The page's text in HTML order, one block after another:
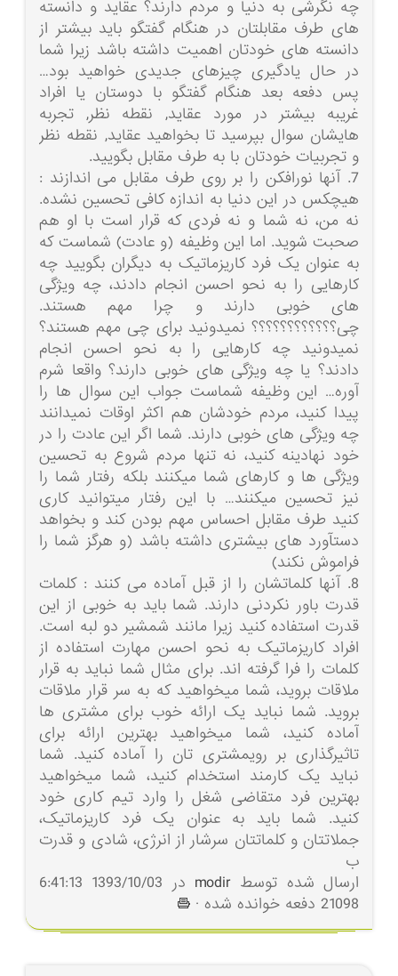
چه نگرشی به دنیا و مردم دارند؟ عقاید و دانسته
های طرف مقابلتان در هنگام گفتگو باید بیشتر از
دانسته های خودتان اهمیت داشته باشد زیرا شما
در حال یادگیری چیزهای جدیدی خواهید بود…
پس دفعه بعد هنگام گفتگو با دوستان یا افراد
غریبه بیشتر در مورد عقاید, نقطه نظر, تجربه
هایشان سوال بپرسید تا بخواهید عقاید, نقطه نظر
و تجربیات خودتان با به طرف مقابل بگویید.
7. آنها نورافکن را بر روی طرف مقابل می اندازند :
هیچکس در این دنیا به اندازه کافی تحسین نشده.
نه من، نه شما و نه فردی که قرار است با او هم
صحبت شوید. اما این وظیفه (و عادت) شماست که
به عنوان یک فرد کاریزماتیک به دیگران بگویید چه
کارهایی را به نحو احسن انجام دادند، چه ویژگی
های خوبی دارند و چرا مهم هستند.
چی؟؟؟؟؟؟؟؟؟؟؟؟ نمیدونید برای چی مهم هستند؟
نمیدونید چه کارهایی را به نحو احسن انجام
دادند؟ یا چه ویژگی های خوبی دارند؟ واقعا شرم
آوره… این وظیفه شماست جواب این سوال ها را
پیدا کنید، مردم خودشان هم اکثر اوقات نمیدانند
چه ویژگی های خوبی دارند. شما اگر این عادت را در
خود نهادینه کنید، نه تنها مردم شروع به تحسین
ویژگی ها و کارهای شما میکنند بلکه رفتار شما را
نیز تحسین میکنند… با این رفتار میتوانید کاری
کنید طرف مقابل احساس مهم بودن کند و بخواهد
دستآورد های بیشتری داشته باشد (و هرگز شما را
فراموش نکند)
8. آنها کلماتشان را از قبل آماده می کنند : کلمات
قدرت باور نکردنی دارند. شما باید به خوبی از این
قدرت استفاده کنید زیرا مانند شمشیر دو لبه است.
افراد کاریزماتیک به نحو احسن مهارت استفاده از
کلمات را فرا گرفته اند. برای مثال شما نباید به قرار
ملاقات بروید، شما میخواهید که به سر قرار ملاقات
بروید. شما نباید یک ارائه خوب برای مشتری ها
آماده کنید، شما میخواهید بهترین ارائه برای
تاثیرگذاری بر رویمشتری تان را آماده کنید. شما
نباید یک کارمند استخدام کنید، شما میخواهید
بهترین فرد متقاضی شغل را وارد تیم کاری خود
کنید. شما باید به عنوان یک فرد کاریزماتیک،
جملاتتان و کلماتتان سرشار از انرژی، شادی و قدرت
ب
ارسال شده توسط modir
21098 دفعه خوانده شده ·